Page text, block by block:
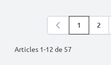
Articles 1-12 de 57
Vous lisez
1 Page
2